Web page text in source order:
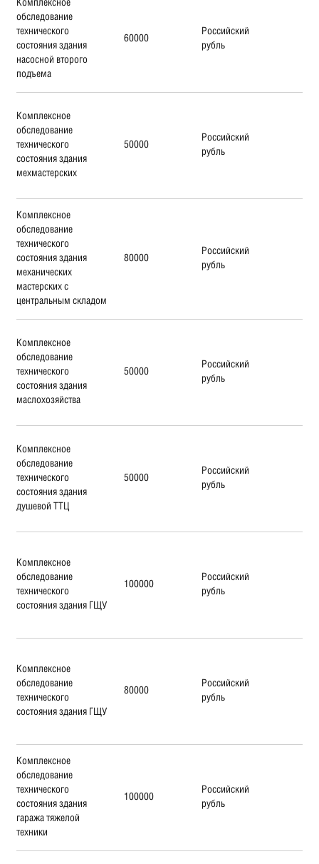
обследование
технического
состояния здания
насосной второго
подъема
60000
Российский
рубль
Комплексное
обследование
технического
состояния здания
мехмастерских
50000
Российский
рубль
Комплексное
обследование
технического
состояния здания
механических
мастерских с
центральным складом
80000
Российский
рубль
Комплексное
обследование
технического
состояния здания
маслохозяйства
50000
Российский
рубль
Комплексное
обследование
технического
состояния здания
душевой ТТЦ
50000
Российский
рубль
Комплексное
обследование
технического
состояния здания ГЩУ
100000
Российский
рубль
Комплексное
обследование
технического
состояния здания ГЩУ
80000
Российский
рубль
Комплексное
обследование
технического
состояния здания
гаража тяжелой
техники
100000
Российский
рубль